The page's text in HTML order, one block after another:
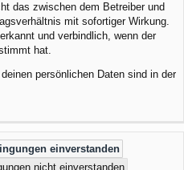
das zwischen dem Betreiber und
mit sofortiger Wirkung.
und verbindlich, wenn der
hat.
persönlichen Daten sind in der